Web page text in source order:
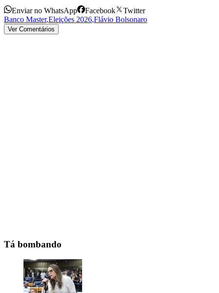
Enviar no WhatsApp Facebook
Twitter
Banco Master,Eleições 2026,Flávio Bolsonaro
Ver Comentários
Tá bombando